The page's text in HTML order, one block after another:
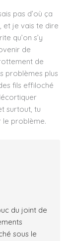
pas d’où ça
et je vais te dire
qu’on s’y
de
de
problèmes plus
fils effiloché
surtout, tu
le problème.
du joint de
sous le